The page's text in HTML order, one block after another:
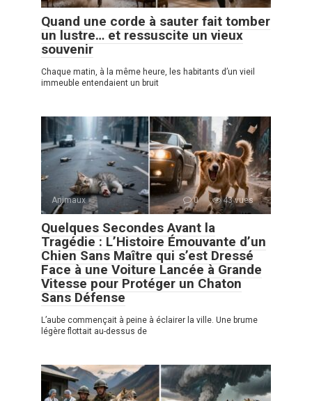
Quand une corde à sauter fait tomber
un lustre… et ressuscite un vieux
souvenir
Chaque matin, à la même heure, les habitants d’un vieil
immeuble entendaient un bruit
Animaux 0 43 vues
Quelques Secondes Avant la
Tragédie : L’Histoire Émouvante d’un
Chien Sans Maître qui s’est Dressé
Face à une Voiture Lancée à Grande
Vitesse pour Protéger un Chaton
Sans Défense
L’aube commençait à peine à éclairer la ville. Une brume
légère flottait au-dessus de